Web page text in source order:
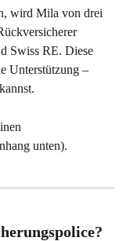
wird Mila von drei
Swiss RE. Diese
Unterstützung –
unten).